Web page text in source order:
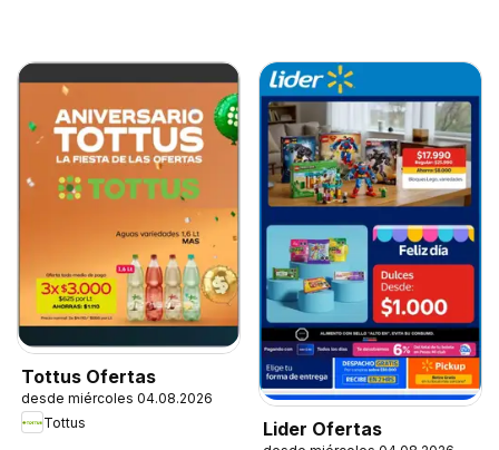
Tottus Ofertas
desde miércoles 04.08.2026
Tottus
Lider Ofertas